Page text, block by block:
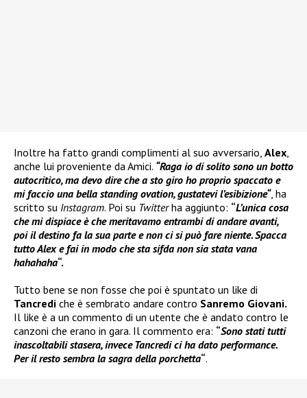
Inoltre ha fatto grandi complimenti al suo avversario, Alex,
anche lui proveniente da Amici. “Raga io di solito sono un botto
autocritico, ma devo dire che a sto giro ho proprio spaccato e
mi faccio una bella standing ovation, gustatevi l’esibizione“, ha
scritto su Instagram. Poi su Twitterha aggiunto: “L’unica cosa
che mi dispiace è che meritavamo entrambi di andare avanti,
poi il destino fa la sua parte e non ci si può fare niente. Spacca
tutto Alex e fai in modo che sta sifda non sia stata vana
hahahaha“.
Tutto bene se non fosse che poi è spuntato un like di
Tancredi che è sembrato andare contro Sanremo Giovani.
Il like è a un commento di un utente che è andato contro le
canzoni che erano in gara. Il commento era: “Sono stati tutti
inascoltabili stasera, invece Tancredi ci ha dato performance.
Per il resto sembra la sagra della porchetta“.